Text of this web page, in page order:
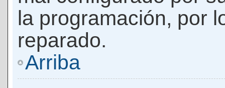
la programación, por
reparado.
Arriba